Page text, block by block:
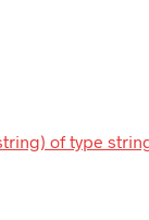
of type